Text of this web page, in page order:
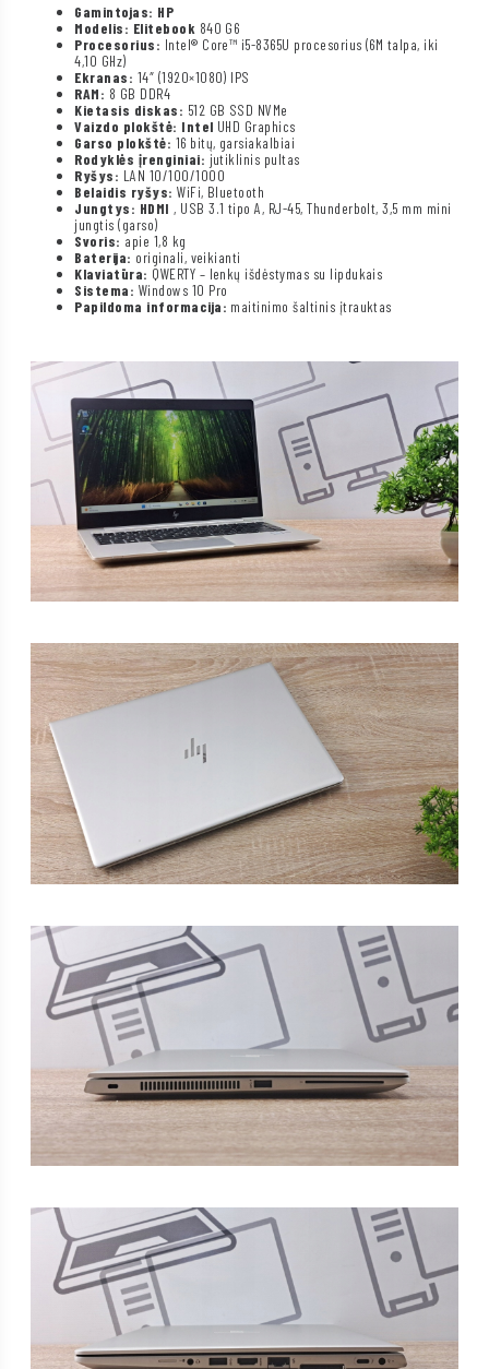
Gamintojas: HP
Modelis: Elitebook 840 G6
Procesorius: Intel® Core™ i5-8365U procesorius (6M talpa, iki
4,10 GHz)
Ekranas: 14″ (1920×1080) IPS
RAM: 8 GB DDR4
Kietasis diskas: 512 GB SSD NVMe
Vaizdo plokštė: Intel UHD Graphics
Garso plokštė: 16 bitų, garsiakalbiai
Rodyklės įrenginiai: jutiklinis pultas
Ryšys: LAN 10/100/1000
Belaidis ryšys: WiFi, Bluetooth
Jungtys: HDMI , USB 3.1 tipo A, RJ-45, Thunderbolt, 3,5 mm mini
jungtis (garso)
Svoris: apie 1,8 kg
Baterija: originali, veikianti
Klaviatūra: QWERTY – lenkų išdėstymas su lipdukais
Sistema: Windows 10 Pro
Papildoma informacija: maitinimo šaltinis įtrauktas